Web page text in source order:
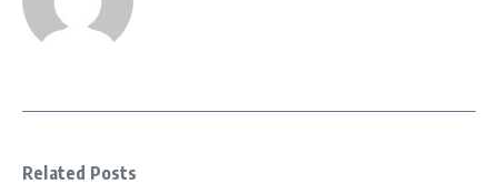
Related Posts